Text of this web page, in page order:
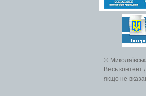
©
Весь контент
якщо не